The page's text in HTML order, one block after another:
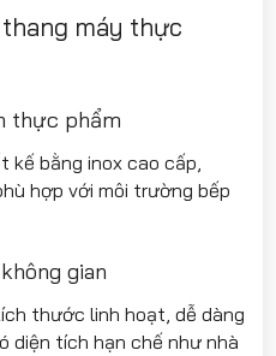
máy thực
thực phẩm
kế bằng inox cao cấp,
hợp với môi trường bếp
gian
thước linh hoạt, dễ dàng
diện tích hạn chế như nhà